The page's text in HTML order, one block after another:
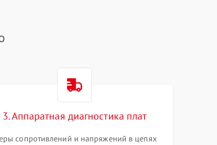
3. Аппаратная диагностика плат
сопротивлений и напряжений в цепях